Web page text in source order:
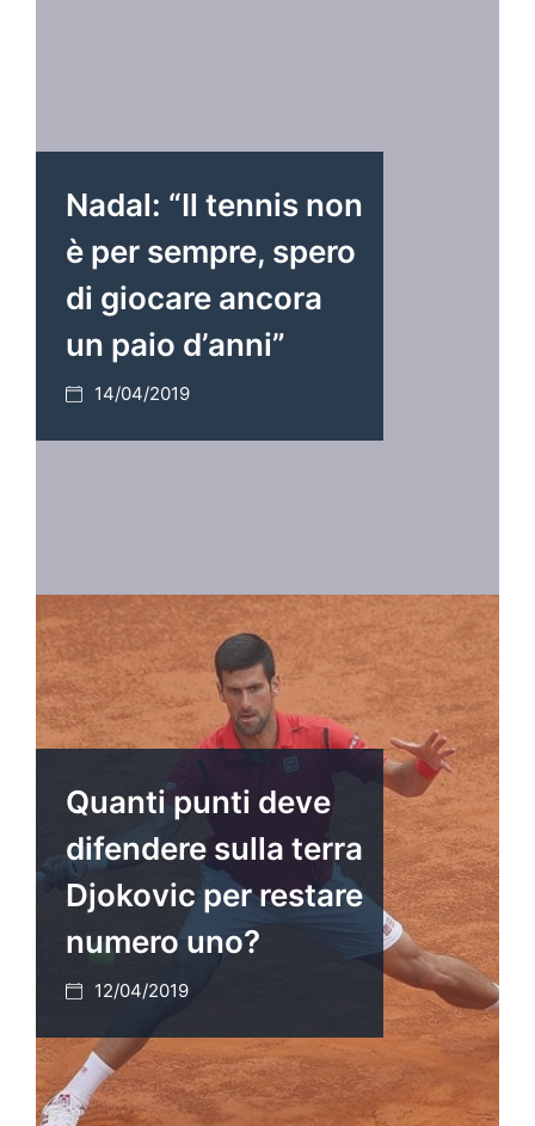
Nadal: “Il tennis non
è per sempre, spero
di giocare ancora
un paio d’anni”
14/04/2019
Quanti punti deve
difendere sulla terra
Djokovic per restare
numero uno?
12/04/2019